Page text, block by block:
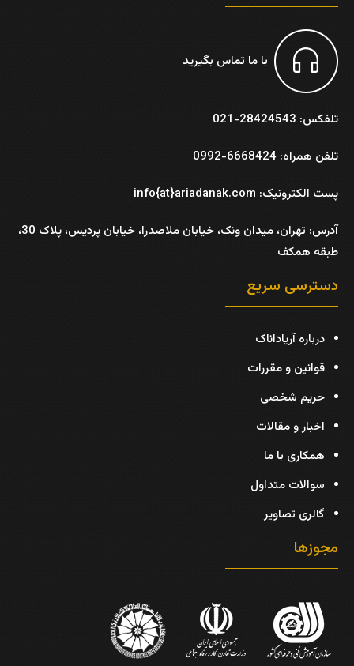
با ما تماس بگیرید
تلفکس: 28424543-021
تلفن همراه: 6668424-0992
پست الکترونیک: info{at}ariadanak.com
آدرس:
تهران، میدان ونک، خیابان ملاصدرا، خیابان پردیس، پلاک 30،
طبقه همکف
دسترسی سریع
درباره آریاداناک
قوانین و مقررات
حریم شخصی
اخبار و مقالات
همکاری با ما
سوالات متداول
گالری تصاویر
مجوزها